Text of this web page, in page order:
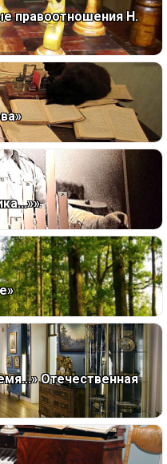
правоотношения Н.
Отечественная